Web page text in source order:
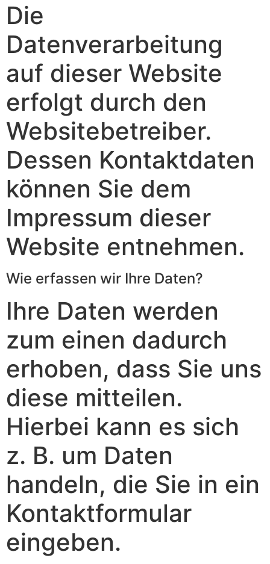
Die
Datenverarbeitung
auf dieser Website
erfolgt durch den
Websitebetreiber.
Dessen Kontaktdaten
können Sie dem
Impressum dieser
Website entnehmen.
Wie erfassen wir Ihre Daten?
Ihre Daten werden
zum einen dadurch
erhoben, dass Sie uns
diese mitteilen.
Hierbei kann es sich
z. B. um Daten
handeln, die Sie in ein
Kontaktformular
eingeben.